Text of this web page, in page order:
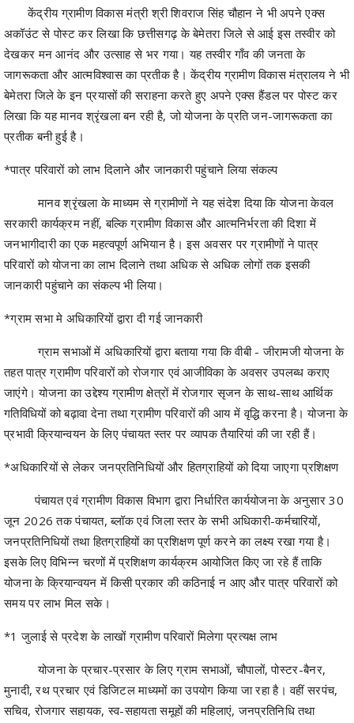
देखकर मन आनंद और उत्साह से भर गया। यह तस्वीर गाँव की जनता के
जागरूकता और आत्मविश्वास का प्रतीक है। केंद्रीय ग्रामीण विकास मंत्रालय ने भी
बेमेतरा जिले के इन प्रयासों की सराहना करते हुए अपने एक्स हैंडल पर पोस्ट कर
लिखा कि यह मानव श्रृंखला बन रही है, जो योजना के प्रति जन-जागरूकता का
प्रतीक बनी हुई है।
*पात्र परिवारों को लाभ दिलाने और जानकारी पहुंचाने लिया संकल्प
सरकारी कार्यक्रम नहीं, बल्कि ग्रामीण विकास और आत्मनिर्भरता की दिशा में
जनभागीदारी का एक महत्वपूर्ण अभियान है। इस अवसर पर ग्रामीणों ने पात्र
परिवारों को योजना का लाभ दिलाने तथा अधिक से अधिक लोगों तक इसकी
जानकारी पहुंचाने का संकल्प भी लिया।
*ग्राम सभा मे अधिकारियों द्वारा दी गई जानकारी
तहत पात्र ग्रामीण परिवारों को रोजगार एवं आजीविका के अवसर उपलब्ध कराए
जाएंगे। योजना का उद्देश्य ग्रामीण क्षेत्रों में रोजगार सृजन के साथ-साथ आर्थिक
गतिविधियों को बढ़ावा देना तथा ग्रामीण परिवारों की आय में वृद्धि करना है। योजना के
प्रभावी क्रियान्वयन के लिए पंचायत स्तर पर व्यापक तैयारियां की जा रही हैं।
*अधिकारियों से लेकर जनप्रतिनिधियों और हितग्राहियों को दिया जाएगा प्रशिक्षण
जून 2026 तक पंचायत, ब्लॉक एवं जिला स्तर के सभी अधिकारी-कर्मचारियों,
जनप्रतिनिधियों तथा हितग्राहियों का प्रशिक्षण पूर्ण करने का लक्ष्य रखा गया है।
इसके लिए विभिन्न चरणों में प्रशिक्षण कार्यक्रम आयोजित किए जा रहे हैं ताकि
योजना के क्रियान्वयन में किसी प्रकार की कठिनाई न आए और पात्र परिवारों को
समय पर लाभ मिल सके।
*1 जुलाई से प्रदेश के लाखों ग्रामीण परिवारों मिलेगा प्रत्यक्ष लाभ
मुनादी, रथ प्रचार एवं डिजिटल माध्यमों का उपयोग किया जा रहा है। वहीं सरपंच,
सचिव, रोजगार सहायक, स्व-सहायता समूहों की महिलाएं, जनप्रतिनिधि तथा
स्थानीय सामाजिक संगठन सक्रिय रूप से लोगों को योजना की जानकारी देने में जुटे
हुए हैं। ग्रामीणों को उम्मीद है कि यह योजना गांवों में रोजगार और आजीविका के नए